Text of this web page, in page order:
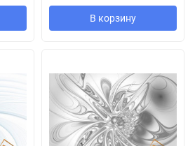
В корзину